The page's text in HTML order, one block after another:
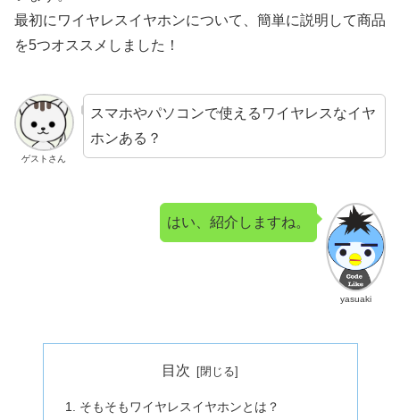
最初にワイヤレスイヤホンについて、簡単に説明して商品
を5つオススメしました！
ゲストさん
スマホやパソコンで使えるワイヤレスなイヤ
ホンある？
yasuaki
はい、紹介しますね。
目次
そもそもワイヤレスイヤホンとは？